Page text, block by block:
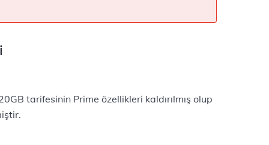
tarifesinin Prime özellikleri kaldırılmış olup